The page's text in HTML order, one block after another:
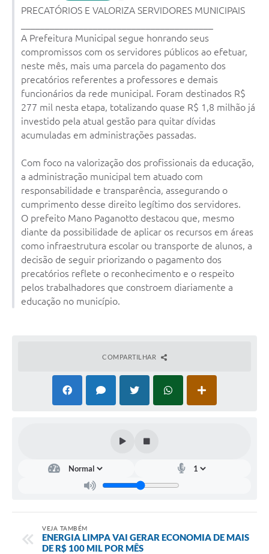
Arquivos para Download
Notícias
Contas Públicas
Legislação
Telefones Úteis
Agenda
Diário Oficial
PRECATÓRIOS E VALORIZA SERVIDORES MUNICIPAIS
A Prefeitura Municipal segue honrando seus
compromissos com os servidores públicos ao efetuar,
neste mês, mais uma parcela do pagamento dos
precatórios referentes a professores e demais
funcionários da rede municipal. Foram destinados R$
277 mil nesta etapa, totalizando quase R$ 1,8 milhão já
investido pela atual gestão para quitar dívidas
acumuladas em administrações passadas.
Com foco na valorização dos profissionais da educação,
a administração municipal tem atuado com
responsabilidade e transparência, assegurando o
cumprimento desse direito legítimo dos servidores.
O prefeito Mano Paganotto destacou que, mesmo
diante da possibilidade de aplicar os recursos em áreas
como infraestrutura escolar ou transporte de alunos, a
decisão de seguir priorizando o pagamento dos
precatórios reflete o reconhecimento e o respeito
pelos trabalhadores que constroem diariamente a
educação no município.
COMPARTILHAR
VEJA TAMBÉM
ENERGIA LIMPA VAI GERAR ECONOMIA DE MAIS
DE R$ 100 MIL POR MÊS